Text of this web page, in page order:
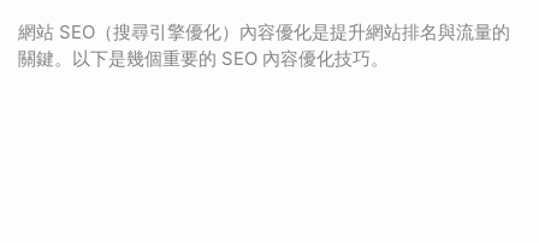
網站 SEO（搜尋引擎優化）內容優化是提升網站排名與流量的
關鍵。以下是幾個重要的 SEO 內容優化技巧。